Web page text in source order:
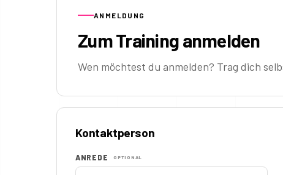
ANMELDUNG
Zum Training anmelden
Wen möchtest du anmelden? Trag dich
Kontaktperson
ANREDE OPTIONAL